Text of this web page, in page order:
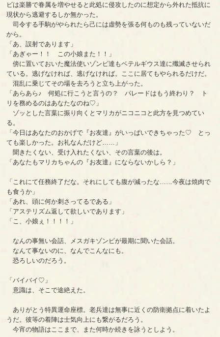
ビは楽勝で眷属を増やせると此処に侵攻したのに想定から外れた抵抗に
現状から逃避するしか無かった。
司令する手駒がやられたら己には虚勢を張る何ものも残っていないだ
から。
「あ、誤射であります」
「あぎゃー！！ この小娘また！！」
傍に置いておいた魔法使いゾンビ達もベテルギウス達に殲滅させられ
ている。逃げなければ、逃げなければ。ここに居てもやられるだけだ。
混乱に乗じてその場を去ろうと立ち上がった。
「あらあら♪ 何処に行こうと言うの？ パレードはもう終わり？ ト
リを務めるのはあなたなのね♡」
ゾッとした言葉に振り向くとマリカがニコニコと此方を見つめてい
る。
「今日はあなたのおかげで『お友達』がいっぱいできちゃった♡ とっ
ても楽しかった。お礼なんだけど……」
聞きたくない、受け入れたくない、その言葉の後は。
「あなたもマリカちゃんの『お友達』にならないかしら？」
「これにて任務終了だな。それにしても腹が減ったな……今夜は焼肉で
も食うか」
「あれ、頭に何か刺さってるである」
「アステリズム返して欲しいであります」
「こ、小娘ぇ！！！！」
なんの事無い会話、メスガキゾンビが最期に聞いた会話。
なんて事ないのに、なんでこんなにも。
恐ろしいのだろう。
「バイバイ♡」
意識は、そこで途絶えた。
ありがとう特異運命座標。老兵達は無事に近くの防衛拠点に着いたよ
うだ。彼等の着陣は士気向上にも繋がるだろう。
今宵の物語はここまで、また何時か続きを詠うとしよう。